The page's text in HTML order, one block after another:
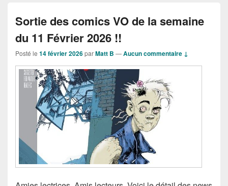
Sortie des comics VO de la semaine
du 11 Février 2026 !!
Posté le 14 février 2026parMatt B —Aucun commentaire ↓